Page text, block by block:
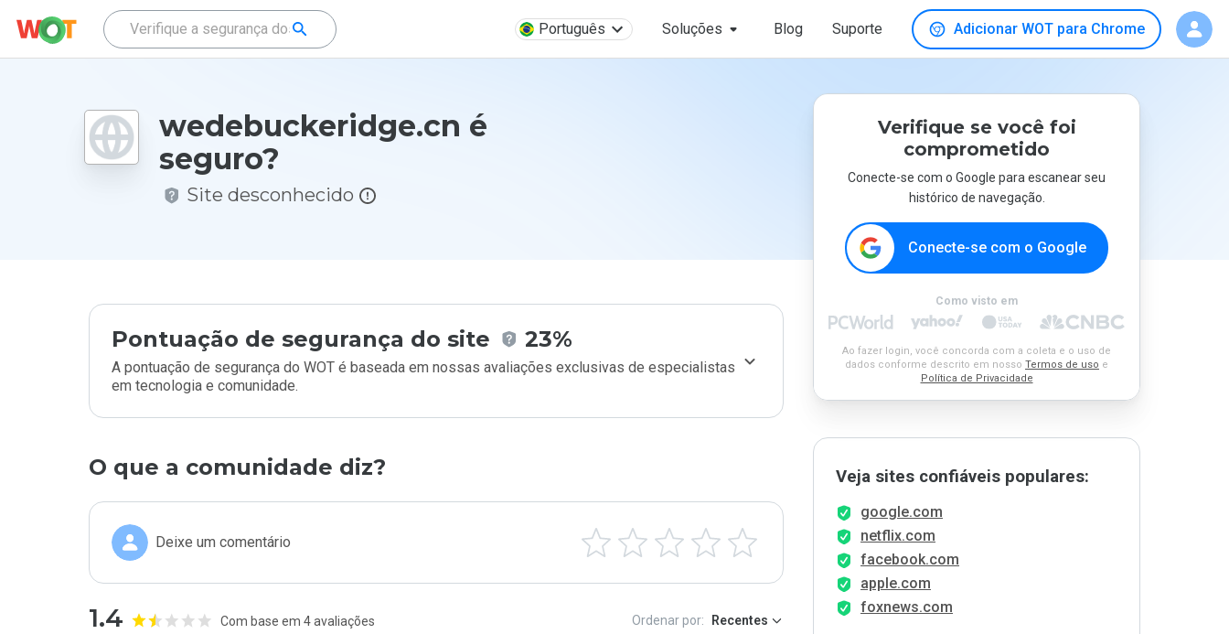
Português Soluções Blog Suporte Adicionar WOT para Chrome
wedebuckeridge.cn é
seguro?
Site desconhecido
Pontuação de segurança do site 23%
A pontuação de segurança do WOT é baseada em nossas avaliações exclusivas de especialistas
em tecnologia e comunidade.
O que a comunidade diz?
Deixe um comentário
1.4 Com base em 4 avaliações Ordenar por: Recentes
Verifique se você foi
comprometido
Conecte-se com o Google para escanear seu
histórico de navegação.
Conecte-se com o Google
Como visto em
Ao fazer login, você concorda com a coleta e o uso de
dados conforme descrito em nosso Termos de uso e
Política de Privacidade
Veja sites confiáveis populares:
google.com
netflix.com
facebook.com
apple.com
foxnews.com